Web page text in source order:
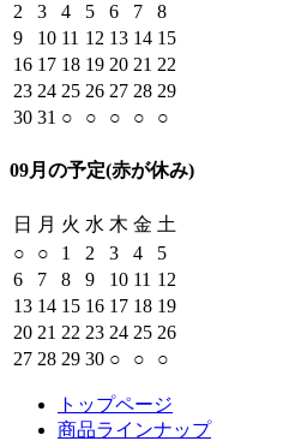
2
3 4 5 6 7
8
9
10 11 12 13 14 15
16 17 18 19 20 21 22
23 24 25 26 27 28 29
30 31 ○ ○ ○ ○ ○
09月の予定(赤が休み)
日 月 火 水 木 金 土
○
○ 1 2 3 4
5
6
7 8 9 10 11 12
13 14 15 16 17 18 19
20 21 22 23 24 25 26
27 28 29 30 ○ ○ ○
トップページ
商品ラインナップ